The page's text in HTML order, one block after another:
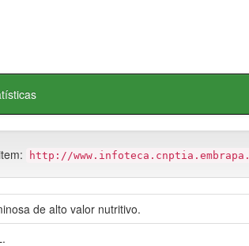
http://
de alto valor nutritivo.